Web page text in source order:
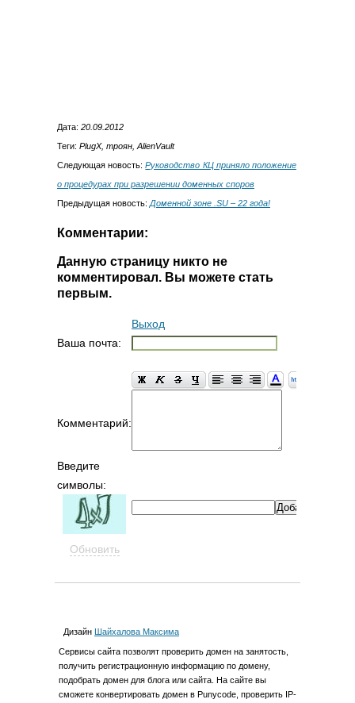
Дата: 20.09.2012
Теги: PlugX, троян, AlienVault
Следующая новость:Руководство КЦ приняло положение
о процедурах при разрешении доменных споров
Предыдущая новость: Доменной зоне .SU – 22 года!
Комментарии:
Данную страницу никто не
комментировал. Вы можете стать
первым.
Выход
Ваша почта:
Комментарий:
Введите
символы:
Обновить
Дизайн Шайхалова Максима
Cервиcы сайта позволят проверить домен на занятость,
получить регистрационную информацию по домену,
подобрать домен для блога или сайта. На сайте вы
сможете конвертировать домен в Punycode, проверить IP-